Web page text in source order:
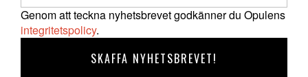
Genom att teckna nyhetsbrevet godkänner du Opulens
integritetspolicy.